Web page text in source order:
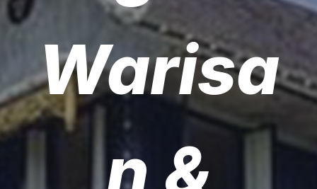
Warisa
n &